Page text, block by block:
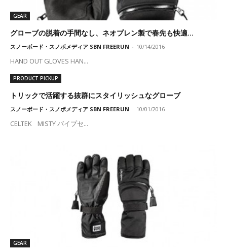
GEAR
グローブの脱着の手間なし、ネオプレン製で春先も快適...
スノーボード・スノボメディア SBN FREERUN - 10/14/2016
HAND OUT GLOVES HAN...
PRODUCT PICKUP
トリックで活躍する抜群にスタイリッシュなグローブ
スノーボード・スノボメディア SBN FREERUN - 10/01/2016
CELTEK MISTY バイプセ...
GEAR